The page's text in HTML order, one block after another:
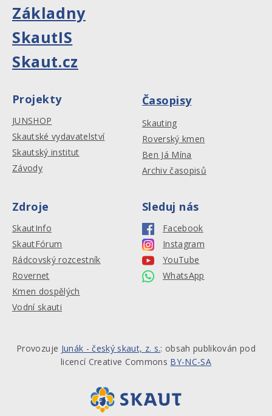
Základny
SkautIS
Skaut.cz
Projekty
JUNSHOP
Skautské vydavatelství
Skautský institut
Závody
Časopisy
Skauting
Roverský kmen
Ben Já Mína
Archiv časopisů
Zdroje
SkautInfo
SkautFórum
Rádcovský rozcestník
Rovernet
Kmen dospělých
Vodní skauti
Sleduj nás
Facebook
Instagram
YouTube
WhatsApp
Provozuje Junák - český skaut, z. s.: obsah publikován pod
licencí Creative Commons BY-NC-SA